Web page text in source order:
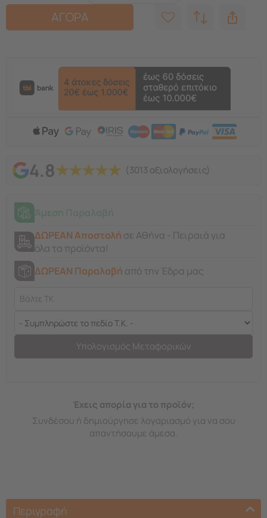
ΑΓΟΡΑ
4.8★★★★★ (3013 αξιολογήσεις)
ΔΩΡΕΑΝ Αποστολή σε Αθήνα - Πειραιά για
όλα τα προϊόντα!
ΔΩΡΕΑΝ Παραλαβή από την Έδρα μας
Υπολογισμός Μεταφορικών
Έχεις απορία για το προϊόν;
Συνδέσου ή δημιούργησε λογαριασμό για να σου
απαντήσουμε άμεσα.
Περιγραφή